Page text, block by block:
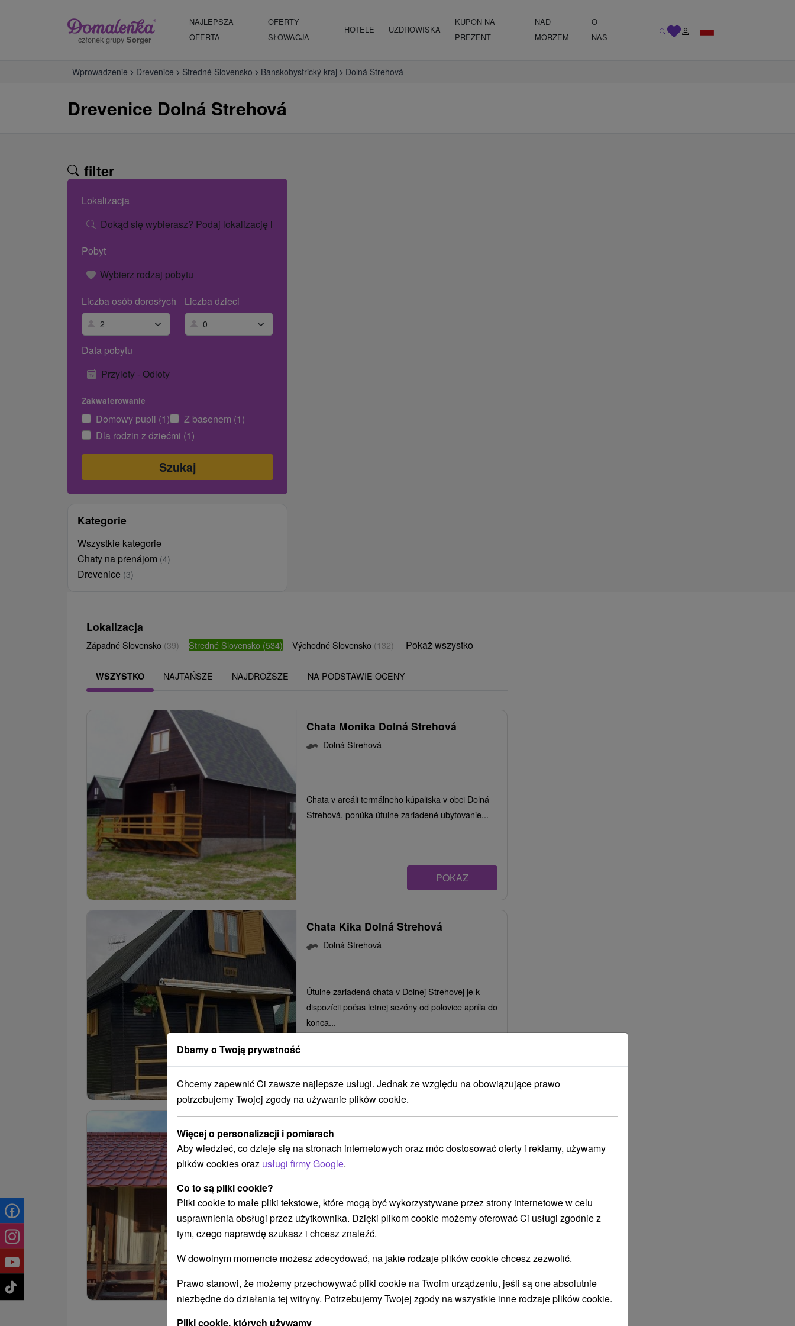
członek grupy Sorger
NAJLEPSZA
OFERTA
OFERTY
SŁOWACJA
HOTELE UZDROWISKA
KUPON NA
PREZENT
NAD
MORZEM
O
NAS
Wprowadzenie Drevenice Stredné Slovensko Banskobystrický kraj Dolná Strehová
Drevenice Dolná Strehová
filter
Lokalizacja
Dokąd się wybierasz? Podaj lokalizację lub nazwę hotelu.
Pobyt
Wybierz rodzaj pobytu
Liczba osób dorosłych
Liczba dzieci
Data pobytu
Przyloty - Odloty
Zakwaterowanie
Domowy pupil (1)
Z basenem (1)
Dla rodzin z dziećmi (1)
Kategorie
Wszystkie kategorie
Chaty na prenájom (4)
Drevenice (3)
Lokalizacja
Západné Slovensko (39) Stredné Slovensko (534) Východné Slovensko (132) Pokaż wszystko
WSZYSTKO NAJTAŃSZE NAJDROŻSZE NA PODSTAWIE OCENY
Chata Monika Dolná Strehová
Dolná Strehová
Chata v areáli termálneho kúpaliska v obci Dolná
Strehová, ponúka útulne zariadené ubytovanie...
POKAZ
Chata Kika Dolná Strehová
Dolná Strehová
Útulne zariadená chata v Dolnej Strehovej je k
dispozícii počas letnej sezóny od polovice apríla do
konca...
POKAZ
Chaty Kvietok Dolná Strehová
Dolná Strehová
Strehová v dvoch chatkách so spáľňou, kompletne
zariadeným...
POKAZ
Dbamy o Twoją prywatność
Chcemy zapewnić Ci zawsze najlepsze usługi. Jednak ze względu na obowiązujące prawo
potrzebujemy Twojej zgody na używanie plików cookie.
Więcej o personalizacji i pomiarach
Aby wiedzieć, co dzieje się na stronach internetowych oraz móc dostosować oferty i reklamy, używamy
plików cookies oraz usługi firmy Google.
Co to są pliki cookie?
Pliki cookie to małe pliki tekstowe, które mogą być wykorzystywane przez strony internetowe w celu
usprawnienia obsługi przez użytkownika. Dzięki plikom cookie możemy oferować Ci usługi zgodnie z
tym, czego naprawdę szukasz i chcesz znaleźć.
W dowolnym momencie możesz zdecydować, na jakie rodzaje plików cookie chcesz zezwolić.
Prawo stanowi, że możemy przechowywać pliki cookie na Twoim urządzeniu, jeśli są one absolutnie
niezbędne do działania tej witryny. Potrzebujemy Twojej zgody na wszystkie inne rodzaje plików cookie.
Pliki cookie, których używamy